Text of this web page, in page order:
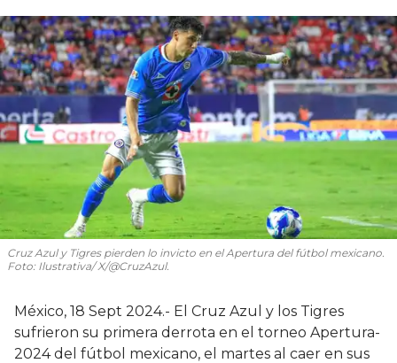
Cruz Azul y Tigres pierden lo invicto en el Apertura del fútbol mexicano.
Foto: Ilustrativa/ X/@CruzAzul.
México, 18 Sept 2024.- El Cruz Azul y los Tigres
sufrieron su primera derrota en el torneo Apertura-
2024 del fútbol mexicano, el martes al caer en sus